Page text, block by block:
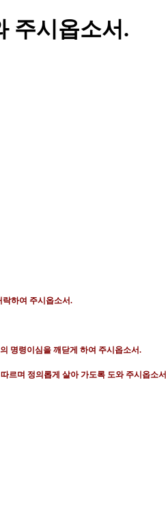
주시옵소서.
하여 주시옵소서.
명령이심을 깨닫게 하여 주시옵소서.
르며 정의롭게 살아 가도록 도와 주시옵소서